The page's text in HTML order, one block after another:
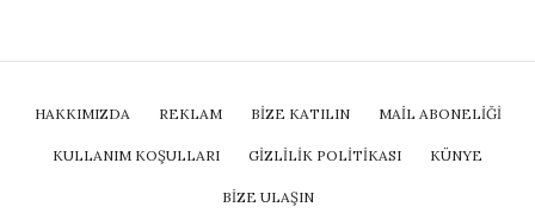
HAKKIMIZDA REKLAM BİZE KATILIN MAIL ABONELIĞI
KULLANIM KOŞULLARI GIZLILIK POLITIKASI KÜNYE
BIZE ULAŞIN